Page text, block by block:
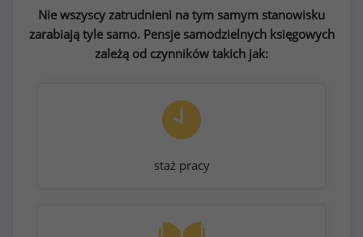
Nie wszyscy zatrudnieni na tym samym stanowisku
zarabiają tyle samo. Pensje samodzielnych księgowych
zależą od czynników takich jak:
staż pracy